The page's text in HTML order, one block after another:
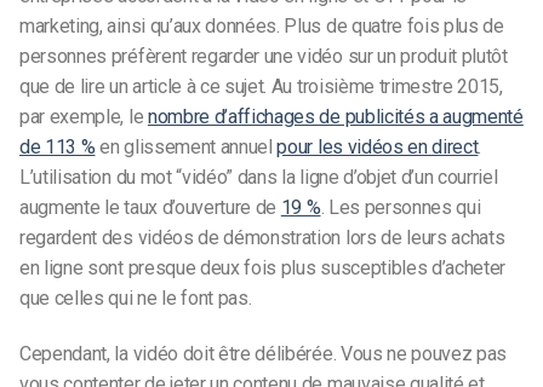
marketing, ainsi qu’aux données. Plus de quatre fois plus de
personnes préfèrent regarder une vidéo sur un produit plutôt
que de lire un article à ce sujet. Au troisième trimestre 2015,
par exemple, le nombre d’affichages de publicités a augmenté
de 113 % en glissement annuelpour les vidéos en direct.
L’utilisation du mot “vidéo” dans la ligne d’objet d’un courriel
augmente le taux d’ouverture de 19 %. Les personnes qui
regardent des vidéos de démonstration lors de leurs achats
en ligne sont presque deux fois plus susceptibles d’acheter
que celles qui ne le font pas.
Cependant, la vidéo doit être délibérée. Vous ne pouvez pas